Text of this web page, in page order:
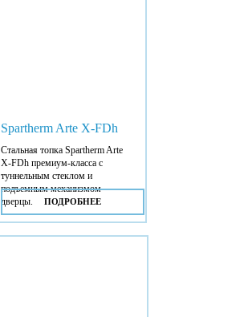
Spartherm Arte X-FDh
Стальная топка Spartherm Arte
X-FDh премиум-класса с
туннельным стеклом и
подъемным механизмом
дверцы.
ПОДРОБНЕЕ